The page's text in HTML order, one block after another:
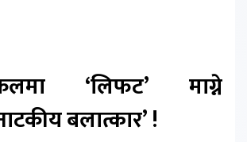
‘लिफट’ माग्ने
बलात्कार’ !